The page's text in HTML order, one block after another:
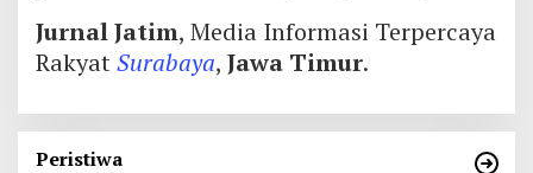
Jurnal Jatim, Media Informasi Terpercaya
RakyatSurabaya, Jawa Timur.
Peristiwa